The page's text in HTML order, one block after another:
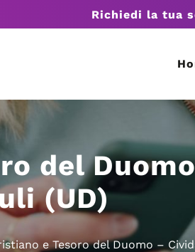
Richiedi la tua
del
(UD)
e Tesoro del Duomo –